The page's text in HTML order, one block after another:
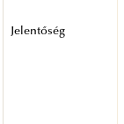
Jelentőség